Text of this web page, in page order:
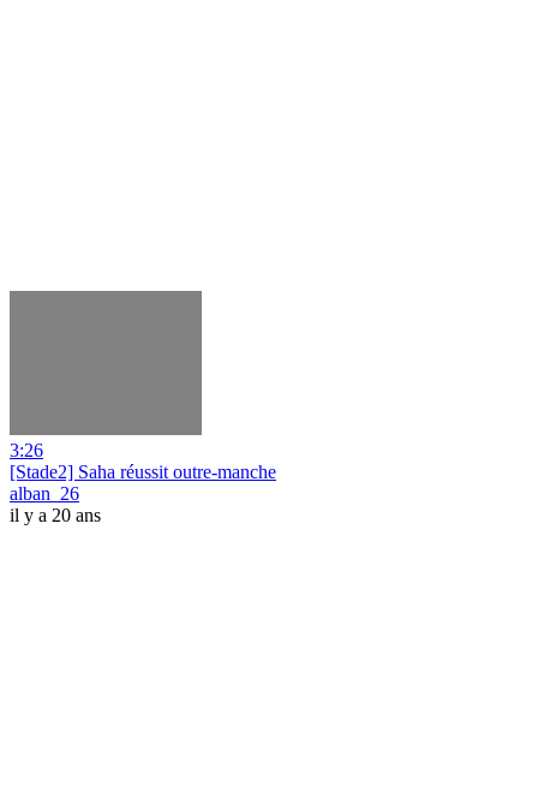
3:26
[Stade2] Saha réussit outre-manche
alban_26
il y a 20 ans